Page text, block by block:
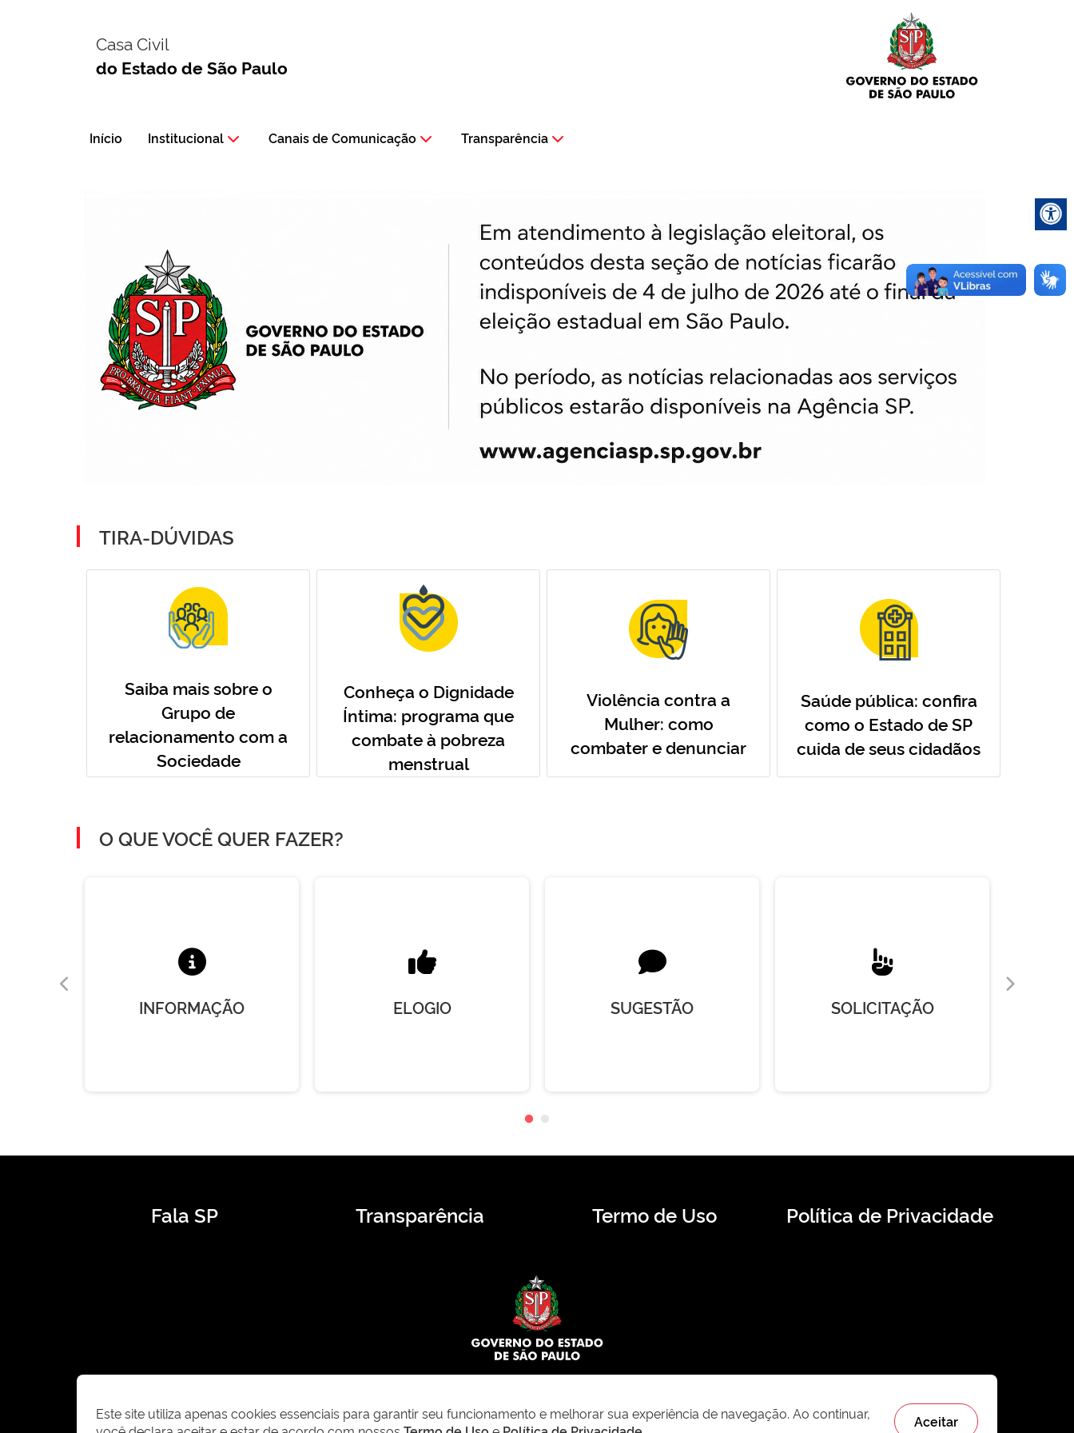
Casa Civil
do Estado de São Paulo
Início Institucional Canais de Comunicação Transparência
TIRA-DÚVIDAS
Saiba mais sobre o
Grupo de
relacionamento com a
Sociedade
Conheça o Dignidade
Íntima: programa que
combate à pobreza
menstrual
Violência contra a
Mulher: como
combater e denunciar
Saúde pública: confira
como o Estado de SP
cuida de seus cidadãos
O QUE VOCÊ QUER FAZER?
INFORMAÇÃO ELOGIO SUGESTÃO SOLICITAÇÃO
Fala SP Transparência Termo de Uso Política de Privacidade
© 2026 CMS.SP.GOV.BR. Todos os direitos reservados.
Este site utiliza apenas cookies essenciais para garantir seu funcionamento e melhorar sua experiência de navegação. Ao continuar,
Aceitar